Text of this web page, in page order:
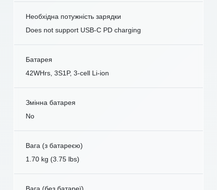
Необхідна потужність зарядки
Does not support USB-C PD charging
Батарея
42WHrs, 3S1P, 3-cell Li-ion
Змінна батарея
No
Вага (з батареєю)
1.70 kg (3.75 lbs)
Вага (без батареї)